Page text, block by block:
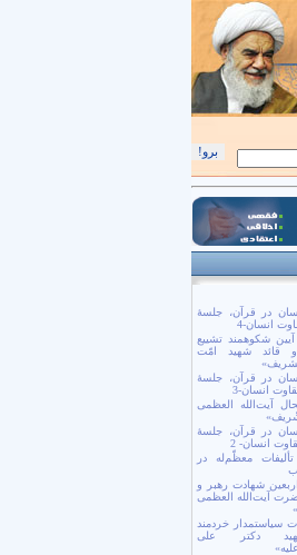
در قرآن، جلسۀ
انسان-4
شکوهمند تشییع
قائد شهید امّت
در قرآن، جلسۀ
انسان-3
آیت‌الله العظمی
در قرآن، جلسۀ
انسان- 2
معظّم‌له در
شهادت رهبر و
آیت‌الله العظمی
سیاستمدار خردمند
دکتر علی